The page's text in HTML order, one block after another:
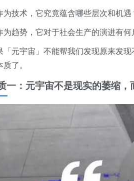
为技术，它究竟蕴含哪些层次和机遇
为趋势，它对于社会生产的演进有何
「元宇宙」不能帮我们发现原来发
质了。
一：元宇宙不是现实的萎缩，